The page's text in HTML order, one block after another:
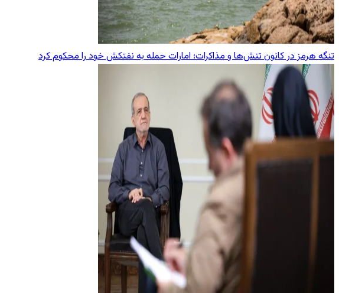
تنگه هرمز در کانون تنش‌ها و مذاکرات؛ امارات حمله به نفتکش خود را محکوم کرد